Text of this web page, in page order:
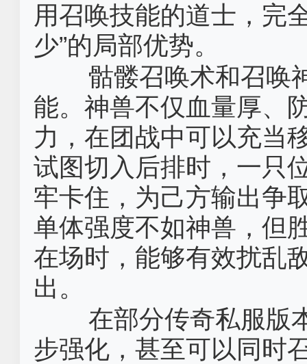
用召唤技能的道士，完
少”的局部优势。
骷髅召唤术和召唤
能。神兽不仅血量厚、
力，在团战中可以充当
试图切入后排时，一只
牢卡住，为己方输出争
单体强度不如神兽，但
在场时，能够有效扰乱
出。
在部分传奇私服版
步强化，甚至可以同时